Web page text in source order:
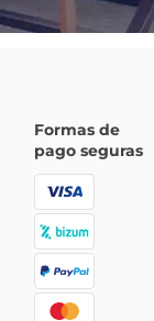
Formas de
pago seguras